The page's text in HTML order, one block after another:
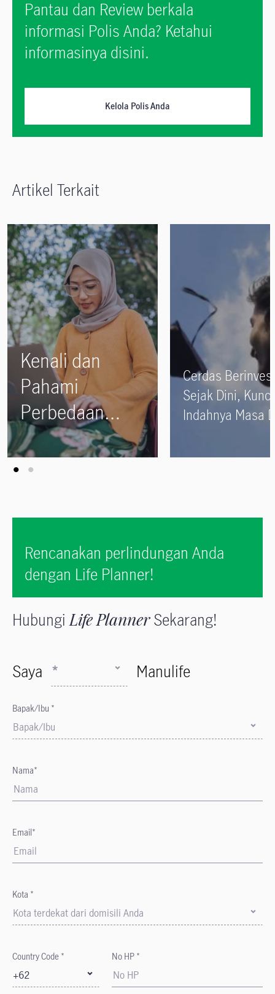
Pantau dan Review berkala
informasi Polis Anda? Ketahui
informasinya disini.
Kelola Polis Anda
Artikel Terkait
Kenali dan
Pahami
Perbedaan
Asuransi
Syariah dan
Cerdas
Sejak Dini, Kunci
Indahnya Masa
Rencanakan perlindungan Anda
dengan Life Planner!
HubungiLife PlannerSekarang!
Saya * Manulife
Bapak/Ibu *
Bapak/Ibu
Nama*
Email*
Kota *
Kota terdekat dari domisili Anda
Country Code *
+62
No HP *